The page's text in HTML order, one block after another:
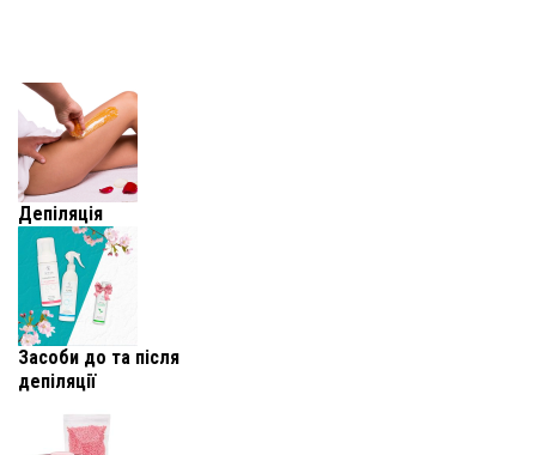
Депіляція
Засоби до та після
депіляції